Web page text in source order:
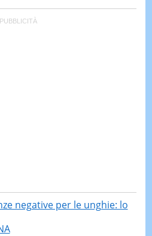
negative per le unghie: lo